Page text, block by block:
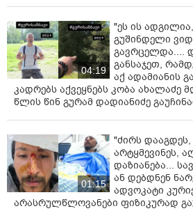
04:19
"ეს ის
გუშინდელი
გავრცელდა....
განსაჯეთ,
აქ ადამიანის
კადრებს აქვეყნებს კობა ახალაძე
წლის წინ გურამ დადიანიძე
01:15
"ძირს
არტყმევინეს,
დაზიანება...
ან დებდნენ
ადვოკატი
არასრულწლოვანები ფიზიკურად